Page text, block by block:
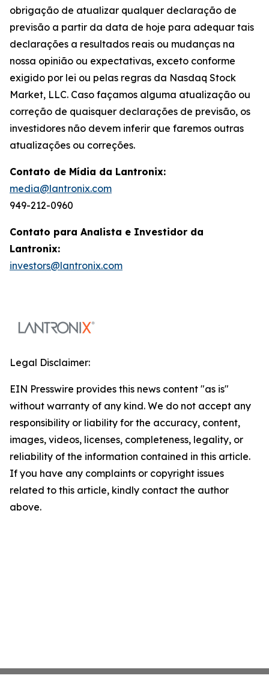
obrigação de atualizar qualquer declaração de
previsão a partir da data de hoje para adequar tais
declarações a resultados reais ou mudanças na
nossa opinião ou expectativas, exceto conforme
exigido por lei ou pelas regras da Nasdaq Stock
Market, LLC. Caso façamos alguma atualização ou
correção de quaisquer declarações de previsão, os
investidores não devem inferir que faremos outras
atualizações ou correções.
Contato de Mídia da Lantronix:
media@lantronix.com
949-212-0960
Contato para Analista e Investidor da
Lantronix:
investors@lantronix.com
Legal Disclaimer:
EIN Presswire provides this news content "as is"
without warranty of any kind. We do not accept any
responsibility or liability for the accuracy, content,
images, videos, licenses, completeness, legality, or
reliability of the information contained in this article.
If you have any complaints or copyright issues
related to this article, kindly contact the author
above.